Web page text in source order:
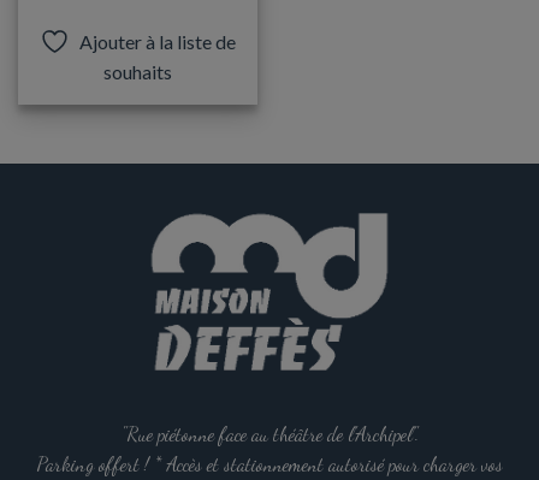
a
plusieurs
variations.
choisies
sur
page
produit
Ajouter à la liste de
souhaits
"Rue piétonne face au théâtre de l'Archipel".
Parking offert ! * Accès et stationnement autorisé pour charger vos